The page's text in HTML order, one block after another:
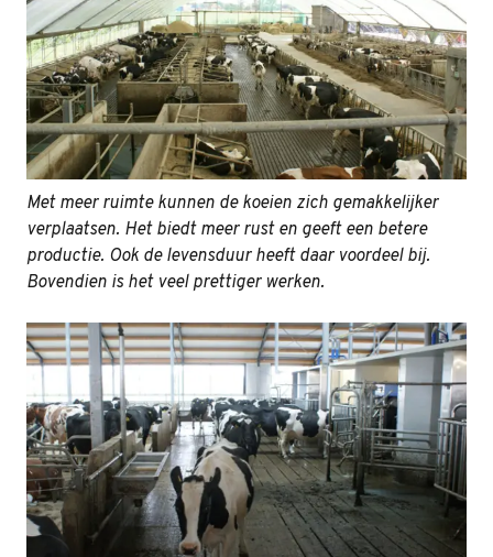
Met meer ruimte kunnen de koeien zich gemakkelijker
verplaatsen. Het biedt meer rust en geeft een betere
productie. Ook de levensduur heeft daar voordeel bij.
Bovendien is het veel prettiger werken.